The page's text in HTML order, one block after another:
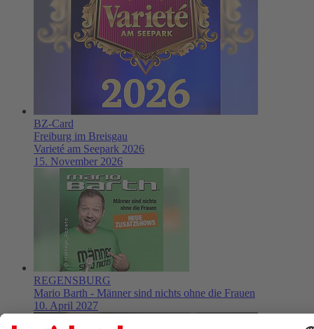
BZ-Card
Freiburg im Breisgau
Varieté am Seepark 2026
15. November 2026
REGENSBURG
Mario Barth - Männer sind nichts ohne die Frauen
10. April 2027